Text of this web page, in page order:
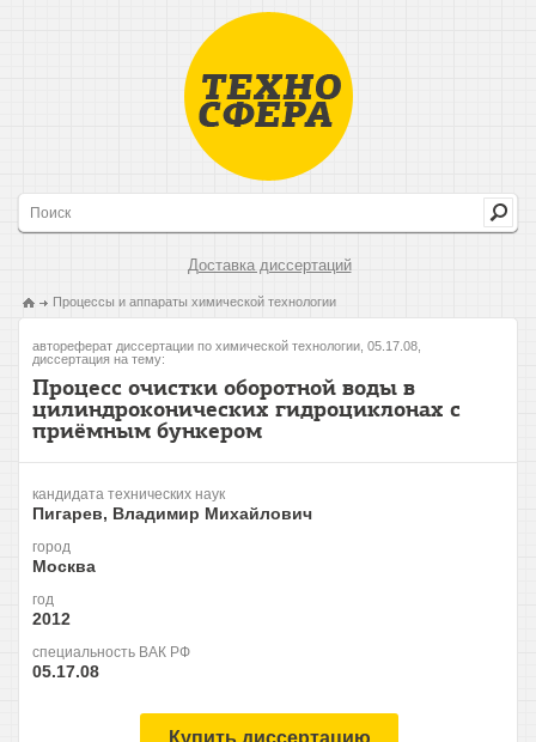
Доставка диссертаций
Процессы и аппараты химической технологии
автореферат диссертации по химической технологии, 05.17.08,
диссертация на тему:
Процесс очистки оборотной воды в
цилиндроконических гидроциклонах с
приёмным бункером
кандидата технических наук
Пигарев, Владимир Михайлович
город
Москва
год
2012
специальность ВАК РФ
05.17.08
Купить диссертацию